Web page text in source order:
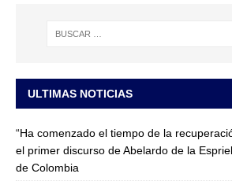
ULTIMAS NOTICIAS
“Ha comenzado el tiempo de la
el primer discurso de Abelardo de la
de Colombia